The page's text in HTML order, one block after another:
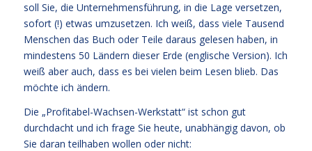
soll Sie, die Unternehmensführung, in die Lage versetzen,
sofort (!) etwas umzusetzen. Ich weiß, dass viele Tausend
Menschen das Buch oder Teile daraus gelesen haben, in
mindestens 50 Ländern dieser Erde (englische Version). Ich
weiß aber auch, dass es bei vielen beim Lesen blieb. Das
möchte ich ändern.
Die „Profitabel-Wachsen-Werkstatt“ ist schon gut
durchdacht und ich frage Sie heute, unabhängig davon, ob
Sie daran teilhaben wollen oder nicht: